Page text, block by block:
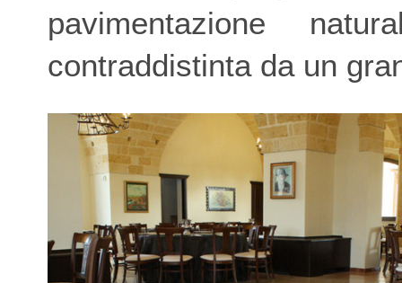
pavimentazione
contraddistinta da un